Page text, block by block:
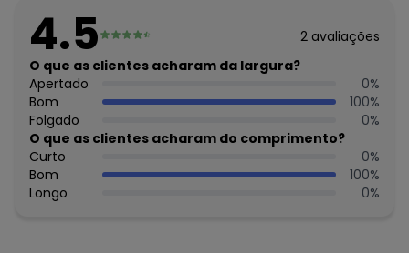
Decote Frente : Redondo
Decote Costas: Redondo
Fornecedor: MALHARIA CRISTINA LTDA / CNPJ
82.663.337/0001-43
Feito: no Brasil
Cuidados para conservação do produto: LAVAGEM A MÃO.
TEMPERATURA MÁXIMA DE LAVAGEM 40ºC. LAVAR
SEPARADAMENTE. NÃO ALVEJAR. NÃO SECAR EM TAMBOR.
SECAGEM NA HORIZONTAL POR GOTEJAMENTO À SOMBRA.
NÃO PASSAR. NÃO LIMPAR A SECO
4.5 2 avaliações
O que as clientes acharam da largura?
Apertado
0%
Bom
100%
Folgado
0%
O que as clientes acharam do comprimento?
Curto
0%
Bom
100%
Longo
0%